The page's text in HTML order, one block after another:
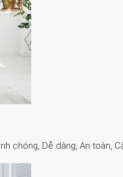
chóng, Dễ dàng, An toàn,